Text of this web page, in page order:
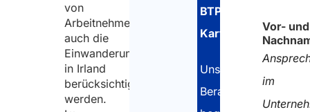
von
Arbeitnehmern
auch die
Einwanderungsbestimmungen
in Irland
berücksichtigt
werden.
BTP-
Karte
Unsere
Berater
Vor- und
im